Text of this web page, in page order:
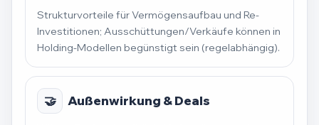
Strukturvorteile für Vermögensaufbau und Re-
Investitionen; Ausschüttungen/Verkäufe können in
Holding-Modellen begünstigt sein (regelabhängig).
🤝 Außenwirkung & Deals